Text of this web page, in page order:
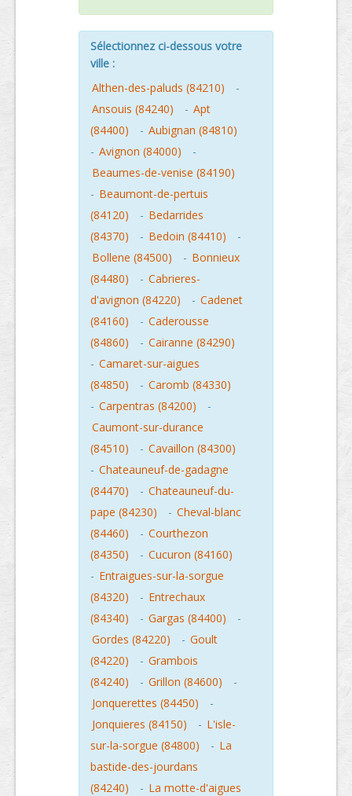
Sélectionnez ci-dessous votre
ville :
Althen-des-paluds (84210)
-
Ansouis (84240)
- Apt
(84400)
- Aubignan (84810)
- Avignon (84000)
-
Beaumes-de-venise (84190)
- Beaumont-de-pertuis
(84120)
- Bedarrides
(84370)
- Bedoin (84410)
-
Bollene (84500)
- Bonnieux
(84480)
- Cabrieres-
d'avignon (84220)
- Cadenet
(84160)
- Caderousse
(84860)
- Cairanne (84290)
- Camaret-sur-aigues
(84850)
- Caromb (84330)
- Carpentras (84200)
-
Caumont-sur-durance
(84510)
- Cavaillon (84300)
- Chateauneuf-de-gadagne
(84470)
- Chateauneuf-du-
pape (84230)
- Cheval-blanc
(84460)
- Courthezon
(84350)
- Cucuron (84160)
- Entraigues-sur-la-sorgue
(84320)
- Entrechaux
(84340)
- Gargas (84400)
-
Gordes (84220)
- Goult
(84220)
- Grambois
(84240)
- Grillon (84600)
-
Jonquerettes (84450)
-
Jonquieres (84150)
- L'isle-
sur-la-sorgue (84800)
- La
bastide-des-jourdans
(84240)
- La motte-d'aigues